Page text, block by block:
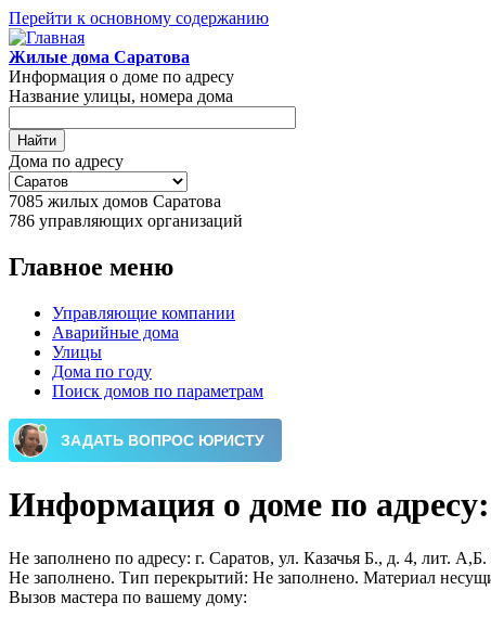
Перейти к основному содержанию
Жилые дома Саратова
Информация о доме по адресу
Название улицы, номера дома
Дома по адресу
7085 жилых домов Саратова
786 управляющих организаций
Главное меню
Управляющие компании
Аварийные дома
Улицы
Дома по году
Поиск домов по параметрам
Информация о доме по
Не заполнено по адресу: г. Саратов, ул. Казачья Б., д. 4, лит.
Не заполнено. Тип перекрытий: Не заполнено. Материал
Вызов мастера по вашему дому: